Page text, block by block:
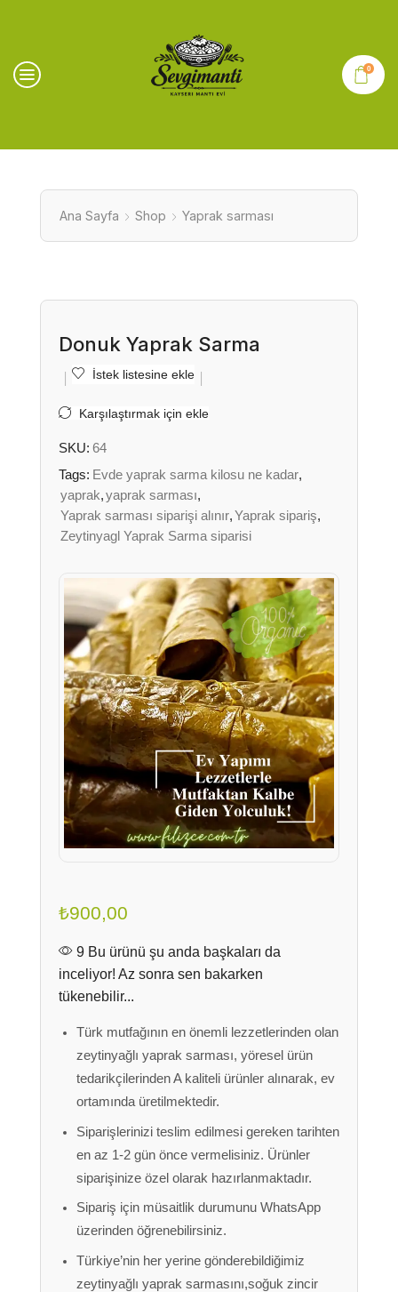
0
Ana Sayfa Shop Yaprak sarması
Donuk Yaprak Sarma
İstek listesine ekle
Karşılaştırmak için ekle
SKU: 64
Tags: Evde yaprak sarma kilosu ne kadar,
yaprak,yaprak sarması,
Yaprak sarması siparişi alınır,Yaprak sipariş,
Zeytinyagl Yaprak Sarma siparisi
₺900,00
9 Bu ürünü şu anda başkaları da
inceliyor! Az sonra sen bakarken
tükenebilir...
Türk mutfağının en önemli lezzetlerinden olan
zeytinyağlı yaprak sarması, yöresel ürün
tedarikçilerinden A kaliteli ürünler alınarak, ev
ortamında üretilmektedir.
Siparişlerinizi teslim edilmesi gereken tarihten
en az 1-2 gün önce vermelisiniz. Ürünler
siparişinize özel olarak hazırlanmaktadır.
Sipariş için müsaitlik durumunu WhatsApp
üzerinden öğrenebilirsiniz.
Türkiye’nin her yerine gönderebildiğimiz
zeytinyağlı yaprak sarmasını,soğuk zincir